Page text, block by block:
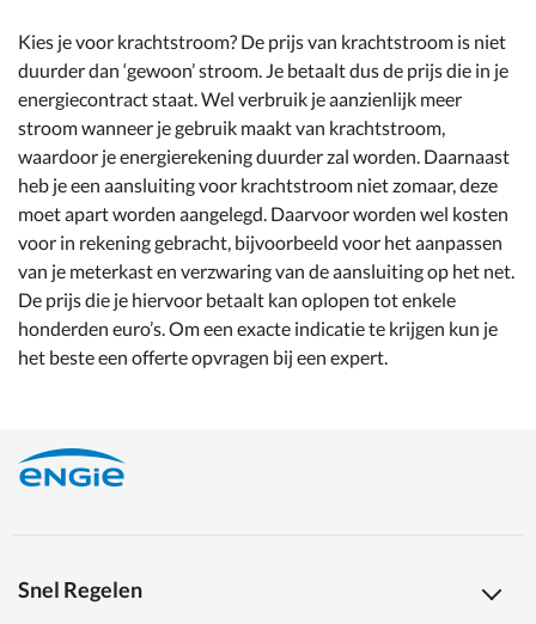
Kies je voor krachtstroom? De prijs van krachtstroom is niet
duurder dan ‘gewoon’ stroom. Je betaalt dus de prijs die in je
energiecontract staat. Wel verbruik je aanzienlijk meer
stroom wanneer je gebruik maakt van krachtstroom,
waardoor je energierekening duurder zal worden. Daarnaast
heb je een aansluiting voor krachtstroom niet zomaar, deze
moet apart worden aangelegd. Daarvoor worden wel kosten
voor in rekening gebracht, bijvoorbeeld voor het aanpassen
van je meterkast en verzwaring van de aansluiting op het net.
De prijs die je hiervoor betaalt kan oplopen tot enkele
honderden euro’s. Om een exacte indicatie te krijgen kun je
het beste een offerte opvragen bij een expert.
Snel Regelen